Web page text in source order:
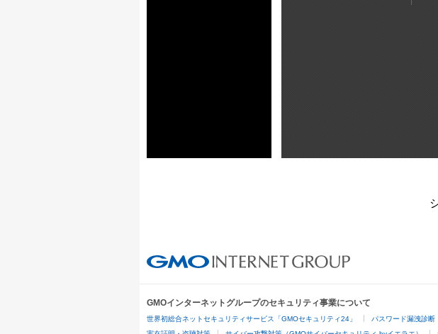
GMOインターネットグループのセキュリティ事業について
世界初総合ネットセキュリティサービス「GMOセキュリティ24」 パスワード漏洩診断